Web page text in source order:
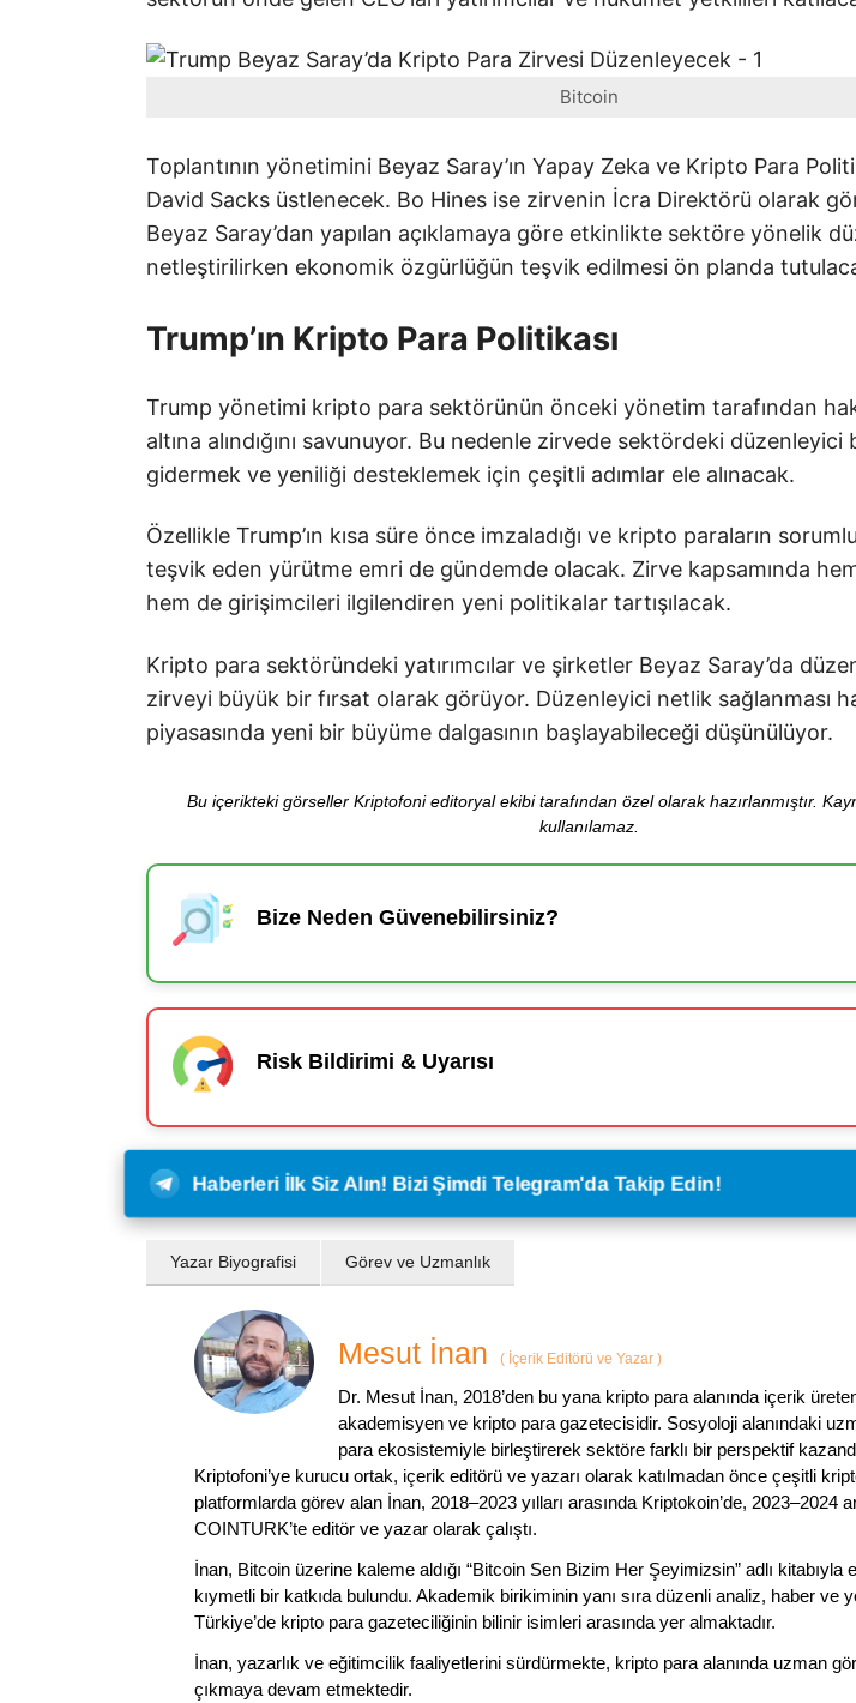
Bitcoin
Toplantının yönetimini Beyaz Saray’ın Yapay Zeka ve Kripto Para
David Sacks üstlenecek. Bo Hines ise zirvenin İcra Direktörü olarak
Beyaz Saray’dan yapılan açıklamaya göre etkinlikte sektöre yönelik
netleştirilirken ekonomik özgürlüğün teşvik edilmesi ön planda
Trump’ın Kripto Para Politikası
Trump yönetimi kripto para sektörünün önceki yönetim tarafından
altına alındığını savunuyor. Bu nedenle zirvede sektördeki düzenleyici
gidermek ve yeniliği desteklemek için çeşitli adımlar ele alınacak.
Özellikle Trump’ın kısa süre önce imzaladığı ve kripto paraların
teşvik eden yürütme emri de gündemde olacak. Zirve kapsamında hem
hem de girişimcileri ilgilendiren yeni politikalar tartışılacak.
Kripto para sektöründeki yatırımcılar ve şirketler Beyaz Saray’da
zirveyi büyük bir fırsat olarak görüyor. Düzenleyici netlik sağlanması
piyasasında yeni bir büyüme dalgasının başlayabileceği düşünülüyor.
Bu içerikteki görseller Kriptofoni editoryal ekibi tarafından özel olarak hazırlanmıştır.
kullanılamaz.
Bize Neden Güvenebilirsiniz?
Risk Bildirimi & Uyarısı
Haberleri İlk Siz Alın! Bizi Şimdi Telegram'da Takip Edin!
Yazar Biyografisi Görev ve Uzmanlık
Mesut İnan ( İçerik Editörü ve Yazar )
Dr. Mesut İnan, 2018’den bu yana kripto para alanında içerik
akademisyen ve kripto para gazetecisidir. Sosyoloji alanındaki
para ekosistemiyle birleştirerek sektöre farklı bir perspektif
Kriptofoni’ye kurucu ortak, içerik editörü ve yazarı olarak katılmadan önce çeşitli
platformlarda görev alan İnan, 2018–2023 yılları arasında Kriptokoin’de, 2023–2024
COINTURK’te editör ve yazar olarak çalıştı.
İnan, Bitcoin üzerine kaleme aldığı “Bitcoin Sen Bizim Her Şeyimizsin” adlı kitabıyla
kıymetli bir katkıda bulundu. Akademik birikiminin yanı sıra düzenli analiz, haber ve
Türkiye’de kripto para gazeteciliğinin bilinir isimleri arasında yer almaktadır.
İnan, yazarlık ve eğitimcilik faaliyetlerini sürdürmekte, kripto para alanında uzman
çıkmaya devam etmektedir.